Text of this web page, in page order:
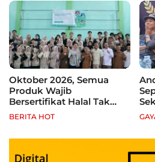
Oktober 2026, Semua
Produk Wajib
Bersertifikat Halal Tak
Kantongi Sertifikat Halal,
Pelaku Usaha Terancam
BERITA HOT